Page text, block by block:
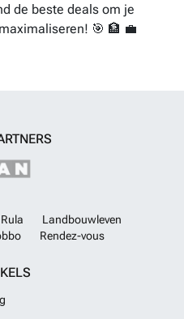
de beste deals om je
🎯 🏦 💼
Rula
Landbouwleven
Rendez-vous